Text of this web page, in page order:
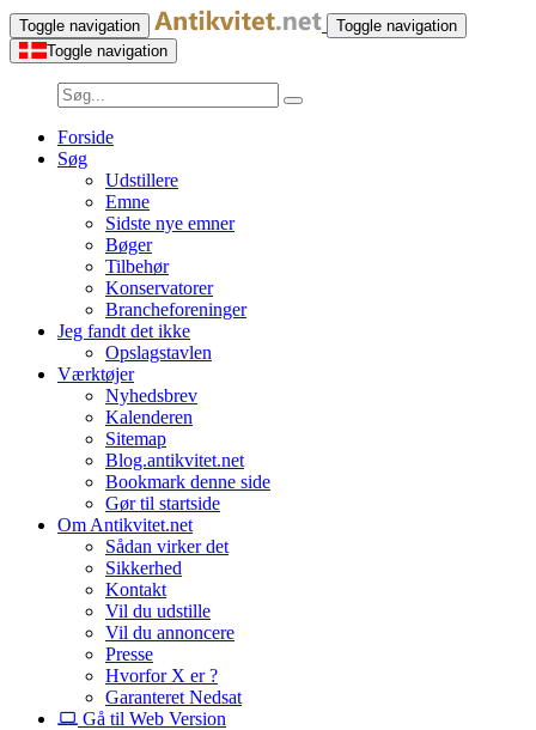
Toggle navigation
Toggle navigation
Toggle navigation
Forside
Søg
Udstillere
Emne
Sidste nye emner
Bøger
Tilbehør
Konservatorer
Brancheforeninger
Jeg fandt det ikke
Opslagstavlen
Værktøjer
Nyhedsbrev
Kalenderen
Sitemap
Blog.antikvitet.net
Bookmark denne side
Gør til startside
Om Antikvitet.net
Sådan virker det
Sikkerhed
Kontakt
Vil du udstille
Vil du annoncere
Presse
Hvorfor X er ?
Garanteret Nedsat
Gå til Web Version